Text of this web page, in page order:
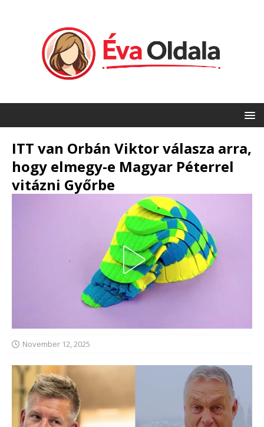
ITT van Orbán Viktor válasza arra,
hogy elmegy-e Magyar Péterrel
vitázni Győrbe
November 12, 2025